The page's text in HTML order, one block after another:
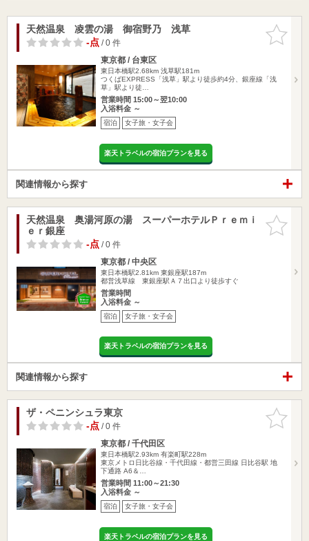
お気に入
りに追加
天然温泉 凌雲の湯 御宿野乃 浅草
-点/ 0 件
東京都 / 台東区
東日本橋駅2.68km 浅草駅181m
つくばEXPRESS「浅草」駅より徒歩約4分、銀座線「浅
草」駅より徒…
営業時間 15:00～翌10:00
入浴料金 ～
宿泊 女子旅・女子会
楽天トラベルの宿泊プランを見る
関連情報から探す
お気に入
りに追加
天然温泉 奥湯河原の湯 スーパーホテルＰｒｅｍｉ
ｅｒ銀座
-点/ 0 件
東京都 / 中央区
東日本橋駅2.81km 東銀座駅187m
都営浅草線 東銀座駅Ａ７出口より徒歩すぐ
営業時間
入浴料金 ～
宿泊 女子旅・女子会
楽天トラベルの宿泊プランを見る
関連情報から探す
お気に入
りに追加
ザ・ペニンシュラ東京
-点/ 0 件
東京都 / 千代田区
東日本橋駅2.93km 有楽町駅228m
東京メトロ日比谷線・千代田線・都営三田線 日比谷駅 地
下通路 A6＆…
営業時間 11:00～21:30
入浴料金 ～
宿泊 女子旅・女子会
楽天トラベルの宿泊プランを見る